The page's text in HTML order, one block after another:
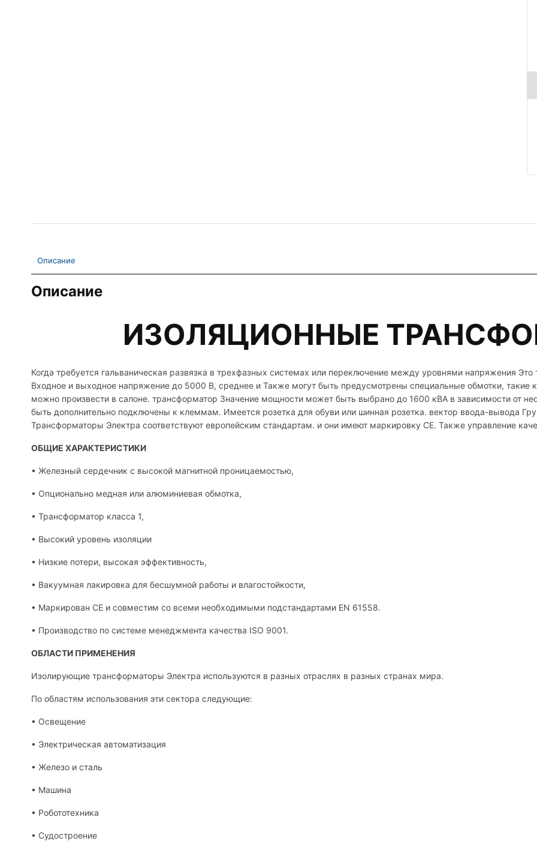
Описание
Описание
ИЗОЛЯЦИОННЫЕ
Когда требуется гальваническая развязка в трехфазных системах или переключение между уровнями напряжения
Входное и выходное напряжение до 5000 В, среднее и Также могут быть предусмотрены специальные обмотки, такие
можно произвести в салоне. трансформатор Значение мощности может быть выбрано до 1600 кВА в зависимости от
быть дополнительно подключены к клеммам. Имеется розетка для обуви или шинная розетка. вектор ввода-вывода
Трансформаторы Электра соответствуют европейским стандартам. и они имеют маркировку CE. Также управление
ОБЩИЕ ХАРАКТЕРИСТИКИ
• Железный сердечник с высокой магнитной проницаемостью,
• Опционально медная или алюминиевая обмотка,
• Трансформатор класса 1,
• Высокий уровень изоляции
• Низкие потери, высокая эффективность,
• Вакуумная лакировка для бесшумной работы и влагостойкости,
• Маркирован CE и совместим со всеми необходимыми подстандартами EN 61558.
• Производство по системе менеджмента качества ISO 9001.
ОБЛАСТИ ПРИМЕНЕНИЯ
Изолирующие трансформаторы Электра используются в разных отраслях в разных странах мира.
По областям использования эти сектора следующие:
• Освещение
• Электрическая автоматизация
• Железо и сталь
• Машина
• Робототехника
• Судостроение